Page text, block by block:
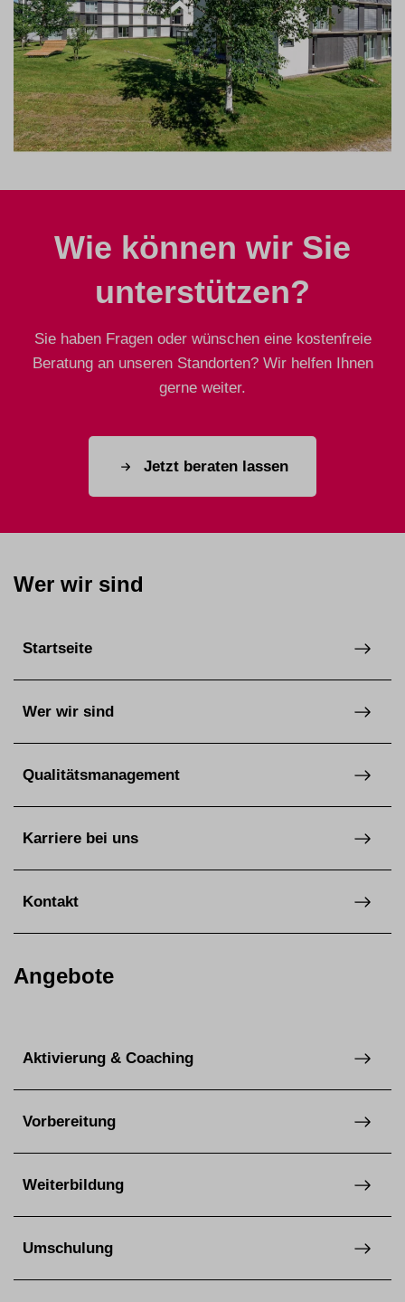
Wie können wir Sie
unterstützen?
Sie haben Fragen oder wünschen eine kostenfreie
Beratung an unseren Standorten? Wir helfen Ihnen
gerne weiter.
Jetzt beraten lassen
Wer wir sind
Startseite
Wer wir sind
Qualitätsmanagement
Karriere bei uns
Kontakt
Angebote
Aktivierung & Coaching
Vorbereitung
Weiterbildung
Umschulung